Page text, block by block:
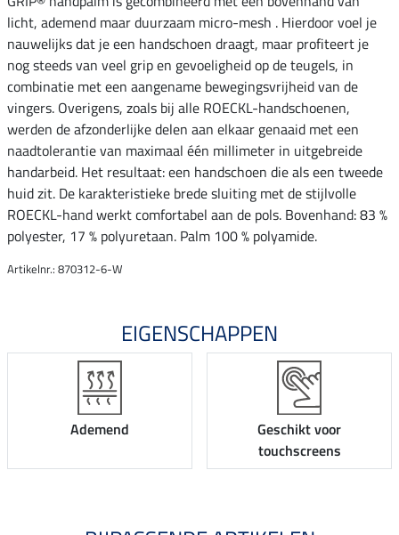
licht, ademend maar duurzaam micro-mesh . Hierdoor voel je
nauwelijks dat je een handschoen draagt, maar profiteert je
nog steeds van veel grip en gevoeligheid op de teugels, in
combinatie met een aangename bewegingsvrijheid van de
vingers. Overigens, zoals bij alle ROECKL-handschoenen,
werden de afzonderlijke delen aan elkaar genaaid met een
naadtolerantie van maximaal één millimeter in uitgebreide
handarbeid. Het resultaat: een handschoen die als een tweede
huid zit. De karakteristieke brede sluiting met de stijlvolle
ROECKL-hand werkt comfortabel aan de pols. Bovenhand: 83 %
polyester, 17 % polyuretaan. Palm 100 % polyamide.
Artikelnr.: 870312-6-W
EIGENSCHAPPEN
Ademend
Geschikt voor
touchscreens